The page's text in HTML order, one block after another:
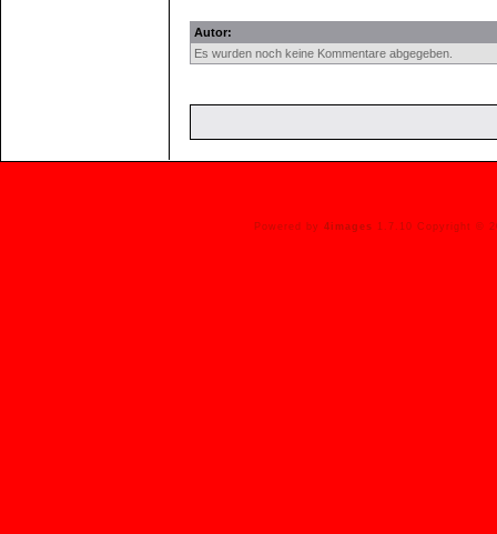
Autor:
Es wurden noch keine Kommentare abgegeben.
Powered by 4images 1.7.10 Copyright ©